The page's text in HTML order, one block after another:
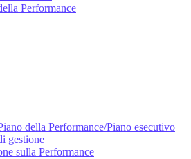
Performance
della Performance/Piano esecutivo
gestione
sulla Performance